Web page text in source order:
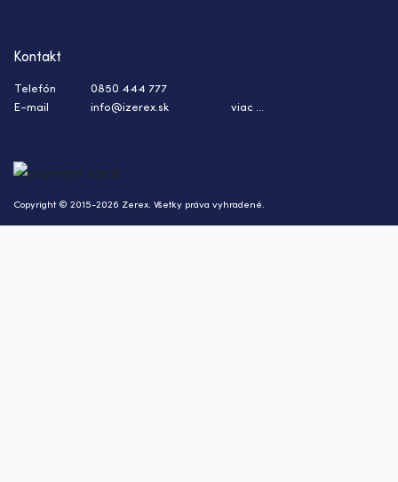
Copyright © 2015-2026 Zerex. Všetky práva vyhradené.
Kontakt
Telefón
0850 444 777
E-mail
info@izerex.sk viac ...